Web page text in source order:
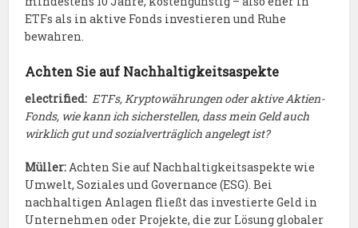
ETFs als in aktive Fonds investieren und Ruhe
bewahren.
Achten Sie auf Nachhaltigkeitsaspekte
electrified: ETFs, Kryptowährungen oder aktive Aktien-
Fonds, wie kann ich sicherstellen, dass mein Geld auch
wirklich gut und sozialverträglich angelegt ist?
Müller: Achten Sie auf Nachhaltigkeitsaspekte wie
Umwelt, Soziales und Governance (ESG). Bei
nachhaltigen Anlagen fließt das investierte Geld in
Unternehmen oder Projekte, die zur Lösung globaler